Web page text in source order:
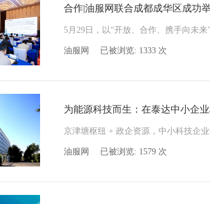
合作|油服网联合成都成华区成功
油服网 已被浏览: 1333次
为能源科技而生：在泰达中小企
京津塘枢纽 + 政企资源，中小科技企
油服网 已被浏览: 1579次